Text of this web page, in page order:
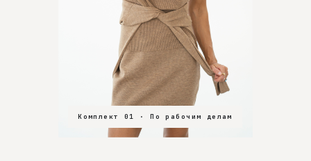
Комплект 01 · По рабочим делам
Комплект 02 · В зал
Комплект 03 · На особенный вечер